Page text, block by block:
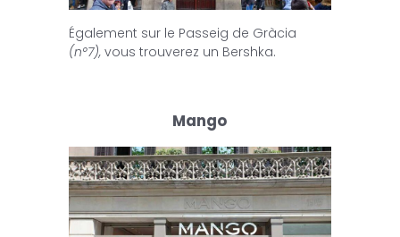
Également sur le Passeig de Gràcia
(n°7),vous trouverez un Bershka.
Mango